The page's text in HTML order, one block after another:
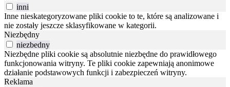
inni
Inne nieskategoryzowane pliki cookie to te, które są analizowane i
nie zostały jeszcze sklasyfikowane w kategorii.
Niezbędny
niezbedny
Niezbędne pliki cookie są absolutnie niezbędne do prawidłowego
funkcjonowania witryny. Te pliki cookie zapewniają anonimowe
działanie podstawowych funkcji i zabezpieczeń witryny.
Reklama